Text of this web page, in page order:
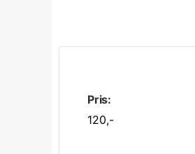
Pris:
120,-